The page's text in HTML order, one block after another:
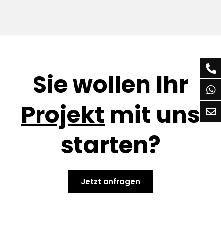
Sie wollen Ihr
Projekt mit uns
starten?
Jetzt anfragen